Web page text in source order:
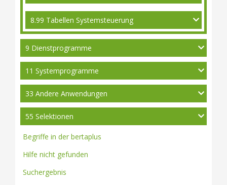
8.99 Tabellen Systemsteuerung
9 Dienstprogramme
11 Systemprogramme
33 Andere Anwendungen
55 Selektionen
Begriffe in der bertaplus
Hilfe nicht gefunden
Suchergebnis